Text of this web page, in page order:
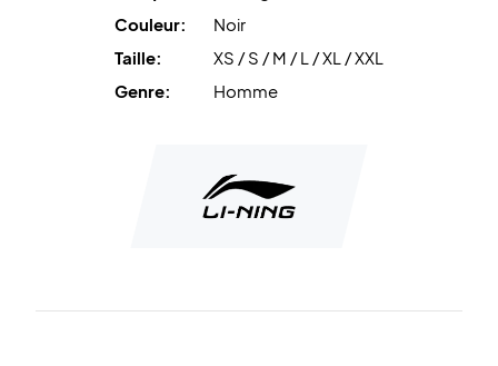
Couleur:
Noir
Taille:
XS / S / M / L / XL / XXL
Genre:
Homme